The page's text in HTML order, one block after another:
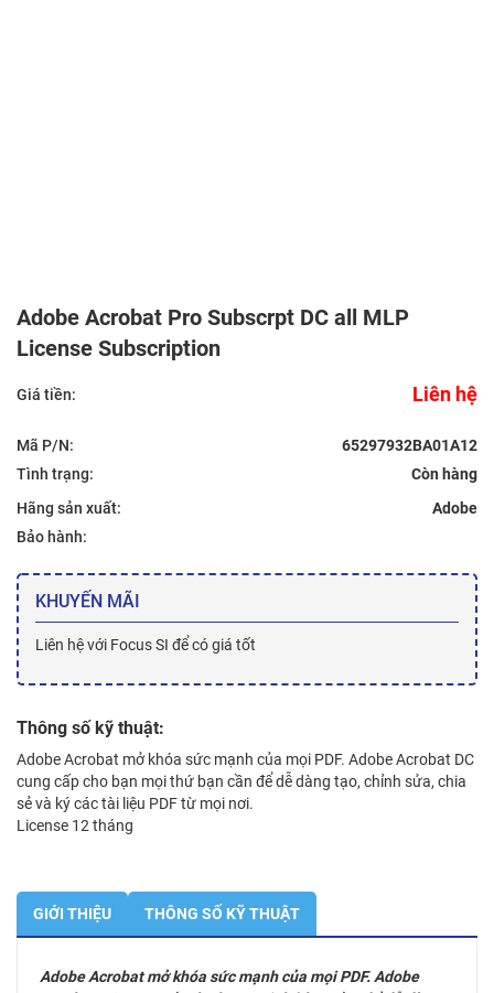
Adobe Acrobat Pro Subscrpt DC all MLP
License Subscription
Giá tiền: Liên hệ
Mã P/N:
65297932BA01A12
Tình trạng:
Hãng sản xuất:
Adobe
Bảo hành:
KHUYẾN MÃI
Liên hệ với Focus SI để có giá tốt
Thông số kỹ thuật:
Adobe Acrobat mở khóa sức mạnh của mọi PDF. Adobe Acrobat DC
cung cấp cho bạn mọi thứ bạn cần để dễ dàng tạo, chỉnh sửa, chia
sẻ và ký các tài liệu PDF từ mọi nơi.
License 12 tháng
GIỚI THIỆU THÔNG SỐ KỸ THUẬT
Adobe Acrobat mở khóa sức mạnh của mọi PDF. Adobe